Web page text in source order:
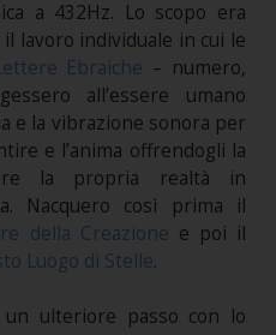
a 432Hz. Lo scopo era
lavoro individuale in cui le
Ebraiche – numero,
all’essere umano
e la vibrazione sonora per
e l’anima offrendogli la
la propria realtà in
Nacquero così prima il
della Creazione e poi il
Luogo di Stelle.
ulteriore passo con lo